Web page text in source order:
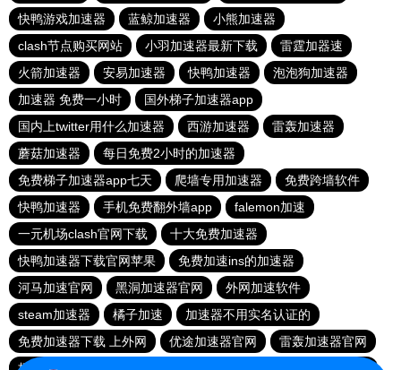
快鸭游戏加速器
蓝鲸加速器
小熊加速器
clash节点购买网站
小羽加速器最新下载
雷霆加器速
火箭加速器
安易加速器 快鸭加速器
泡泡狗加速器
加速器 免费一小时
国外梯子加速器app
国内上twitter用什么加速器
西游加速器
雷轰加速器
蘑菇加速器
每日免费2小时的加速器
免费梯子加速器app七天
爬墙专用加速器
免费跨墙软件
快鸭加速器
手机免费翻外墙app
falemon加速
一元机场clash官网下载
十大免费加速器
快鸭加速器下载官网苹果
免费加速ins的加速器
河马加速官网
黑洞加速器官网
外网加速软件
steam加速器
橘子加速
加速器不用实名认证的
免费加速器下载 上外网
优途加速器官网
雷轰加速器官网